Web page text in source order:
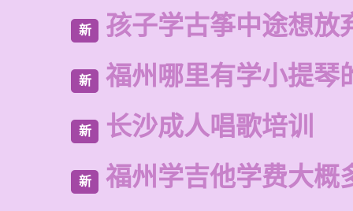
新 孩子学古筝中途想放
新 福州哪里有学小提琴
新 长沙成人唱歌培训
新 福州学吉他学费大概